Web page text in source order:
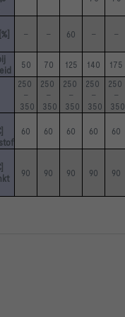
– – 60 – –
50 70 125 140 175
250
–
350
250
–
350
250
–
350
250
–
350
250
–
350
60 60 60 60 60
90 90 90 90 90